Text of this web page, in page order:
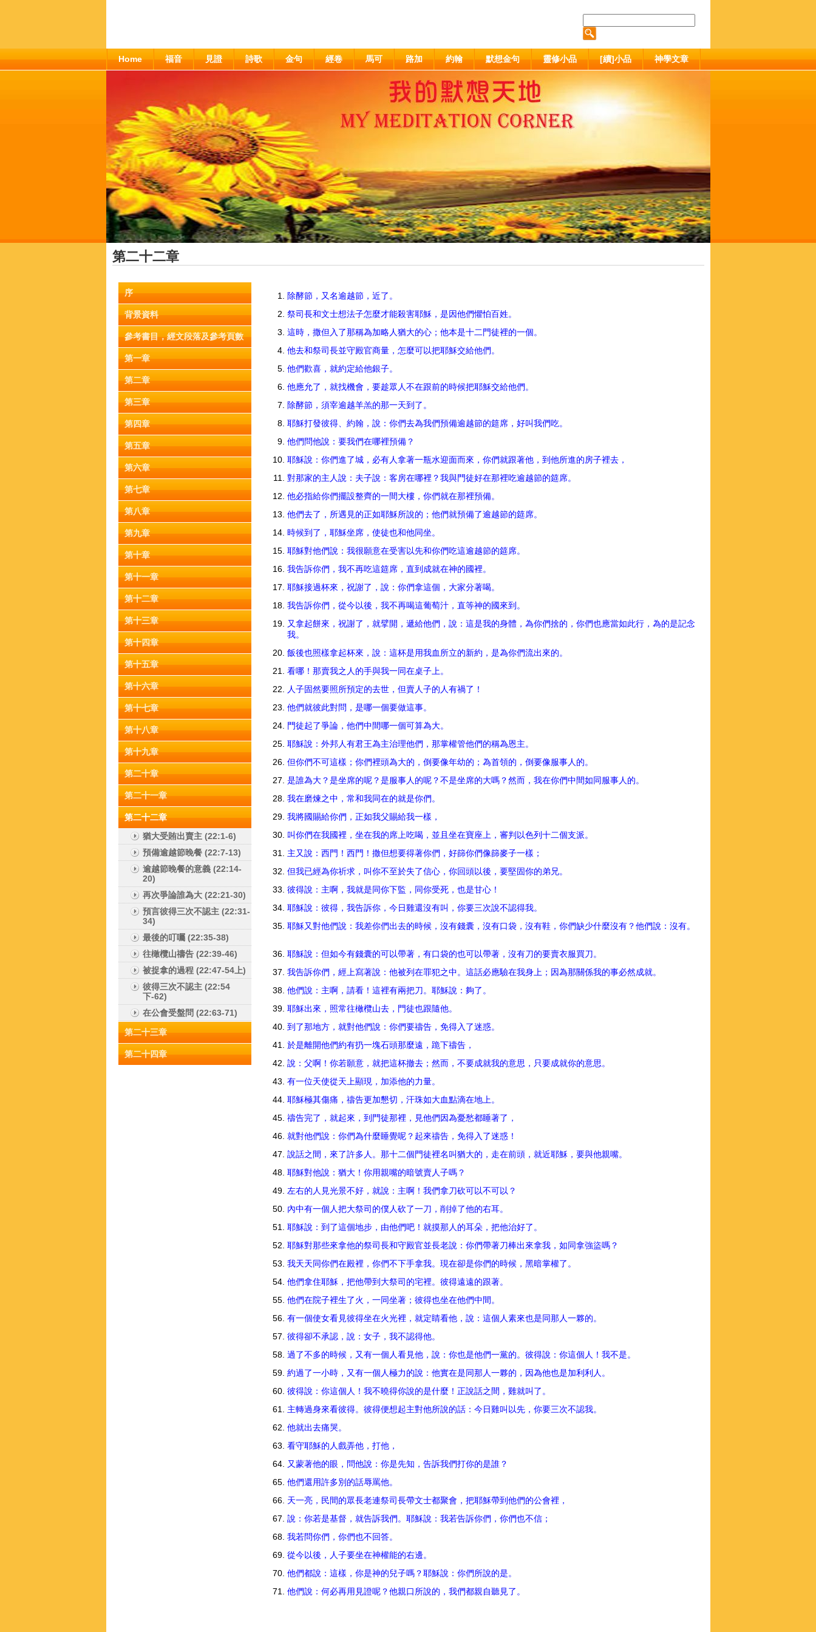
Home 福音 見證 詩歌 金句 經卷 馬可 路加 約翰 默想金句 靈修小品 [續]小品 神學文章
第二十二章
序
背景資料
參考書目，經文段落及參考頁數
第一章
第二章
第三章
第四章
第五章
第六章
第七章
第八章
第九章
第十章
第十一章
第十二章
第十三章
第十四章
第十五章
第十六章
第十七章
第十八章
第十九章
第二十章
第二十一章
第二十二章
猶大受賄出賣主 (22:1-6)
預備逾越節晚餐 (22:7-13)
逾越節晚餐的意義 (22:14-
20)
再次爭論誰為大 (22:21-30)
預言彼得三次不認主 (22:31-
34)
最後的叮囑 (22:35-38)
往橄欖山禱告 (22:39-46)
被捉拿的過程 (22:47-54上)
彼得三次不認主 (22:54
下-62)
在公會受盤問 (22:63-71)
第二十三章
第二十四章
除酵節，又名逾越節，近了。
祭司長和文士想法子怎麼才能殺害耶穌，是因他們懼怕百姓。
這時，撒但入了那稱為加略人猶大的心；他本是十二門徒裡的一個。
他去和祭司長並守殿官商量，怎麼可以把耶穌交給他們。
他們歡喜，就約定給他銀子。
他應允了，就找機會，要趁眾人不在跟前的時候把耶穌交給他們。
除酵節，須宰逾越羊羔的那一天到了。
耶穌打發彼得、約翰，說：你們去為我們預備逾越節的筵席，好叫我們吃。
他們問他說：要我們在哪裡預備？
耶穌說：你們進了城，必有人拿著一瓶水迎面而來，你們就跟著他，到他所進的房子裡去，
對那家的主人說：夫子說：客房在哪裡？我與門徒好在那裡吃逾越節的筵席。
他必指給你們擺設整齊的一間大樓，你們就在那裡預備。
他們去了，所遇見的正如耶穌所說的；他們就預備了逾越節的筵席。
時候到了，耶穌坐席，使徒也和他同坐。
耶穌對他們說：我很願意在受害以先和你們吃這逾越節的筵席。
我告訴你們，我不再吃這筵席，直到成就在神的國裡。
耶穌接過杯來，祝謝了，說：你們拿這個，大家分著喝。
我告訴你們，從今以後，我不再喝這葡萄汁，直等神的國來到。
又拿起餅來，祝謝了，就擘開，遞給他們，說：這是我的身體，為你們捨的，你們也應當如此行，為的是記念
我。
飯後也照樣拿起杯來，說：這杯是用我血所立的新約，是為你們流出來的。
看哪！那賣我之人的手與我一同在桌子上。
人子固然要照所預定的去世，但賣人子的人有禍了！
他們就彼此對問，是哪一個要做這事。
門徒起了爭論，他們中間哪一個可算為大。
耶穌說：外邦人有君王為主治理他們，那掌權管他們的稱為恩主。
但你們不可這樣；你們裡頭為大的，倒要像年幼的；為首領的，倒要像服事人的。
是誰為大？是坐席的呢？是服事人的呢？不是坐席的大嗎？然而，我在你們中間如同服事人的。
我在磨煉之中，常和我同在的就是你們。
我將國賜給你們，正如我父賜給我一樣，
叫你們在我國裡，坐在我的席上吃喝，並且坐在寶座上，審判以色列十二個支派。
主又說：西門！西門！撒但想要得著你們，好篩你們像篩麥子一樣；
但我已經為你祈求，叫你不至於失了信心，你回頭以後，要堅固你的弟兄。
彼得說：主啊，我就是同你下監，同你受死，也是甘心！
耶穌說：彼得，我告訴你，今日雞還沒有叫，你要三次說不認得我。
耶穌又對他們說：我差你們出去的時候，沒有錢囊，沒有口袋，沒有鞋，你們缺少什麼沒有？他們說：沒有。
耶穌說：但如今有錢囊的可以帶著，有口袋的也可以帶著，沒有刀的要賣衣服買刀。
我告訴你們，經上寫著說：他被列在罪犯之中。這話必應驗在我身上；因為那關係我的事必然成就。
他們說：主啊，請看！這裡有兩把刀。耶穌說：夠了。
耶穌出來，照常往橄欖山去，門徒也跟隨他。
到了那地方，就對他們說：你們要禱告，免得入了迷惑。
於是離開他們約有扔一塊石頭那麼遠，跪下禱告，
說：父啊！你若願意，就把這杯撤去；然而，不要成就我的意思，只要成就你的意思。
有一位天使從天上顯現，加添他的力量。
耶穌極其傷痛，禱告更加懇切，汗珠如大血點滴在地上。
禱告完了，就起來，到門徒那裡，見他們因為憂愁都睡著了，
就對他們說：你們為什麼睡覺呢？起來禱告，免得入了迷惑！
說話之間，來了許多人。那十二個門徒裡名叫猶大的，走在前頭，就近耶穌，要與他親嘴。
耶穌對他說：猶大！你用親嘴的暗號賣人子嗎？
左右的人見光景不好，就說：主啊！我們拿刀砍可以不可以？
內中有一個人把大祭司的僕人砍了一刀，削掉了他的右耳。
耶穌說：到了這個地步，由他們吧！就摸那人的耳朵，把他治好了。
耶穌對那些來拿他的祭司長和守殿官並長老說：你們帶著刀棒出來拿我，如同拿強盜嗎？
我天天同你們在殿裡，你們不下手拿我。現在卻是你們的時候，黑暗掌權了。
他們拿住耶穌，把他帶到大祭司的宅裡。彼得遠遠的跟著。
他們在院子裡生了火，一同坐著；彼得也坐在他們中間。
有一個使女看見彼得坐在火光裡，就定睛看他，說：這個人素來也是同那人一夥的。
彼得卻不承認，說：女子，我不認得他。
過了不多的時候，又有一個人看見他，說：你也是他們一黨的。彼得說：你這個人！我不是。
約過了一小時，又有一個人極力的說：他實在是同那人一夥的，因為他也是加利利人。
彼得說：你這個人！我不曉得你說的是什麼！正說話之間，雞就叫了。
主轉過身來看彼得。彼得便想起主對他所說的話：今日雞叫以先，你要三次不認我。
他就出去痛哭。
看守耶穌的人戲弄他，打他，
又蒙著他的眼，問他說：你是先知，告訴我們打你的是誰？
他們還用許多別的話辱罵他。
天一亮，民間的眾長老連祭司長帶文士都聚會，把耶穌帶到他們的公會裡，
說：你若是基督，就告訴我們。耶穌說：我若告訴你們，你們也不信；
我若問你們，你們也不回答。
從今以後，人子要坐在神權能的右邊。
他們都說：這樣，你是神的兒子嗎？耶穌說：你們所說的是。
他們說：何必再用見證呢？他親口所說的，我們都親自聽見了。